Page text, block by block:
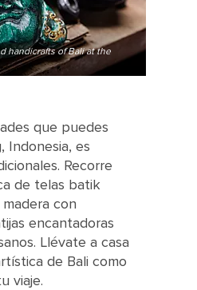
handicrafts of Bali at the
que puedes
Indonesia, es
Recorre
de telas batik
con
encantadoras
Llévate a casa
de Bali como
viaje.